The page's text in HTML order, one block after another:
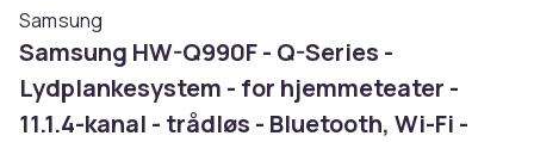
Samsung
Samsung HW-Q990F - Q-Series -
Lydplankesystem - for hjemmeteater -
11.1.4-kanal - trådløs - Bluetooth, Wi-Fi -